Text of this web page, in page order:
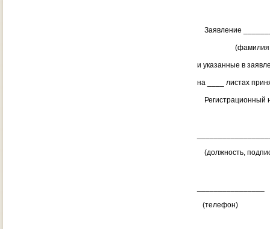
Заявление
(фамилия, имя,
и указанные в
на ____ листах
Регистрационный
(должность,
(телефон)